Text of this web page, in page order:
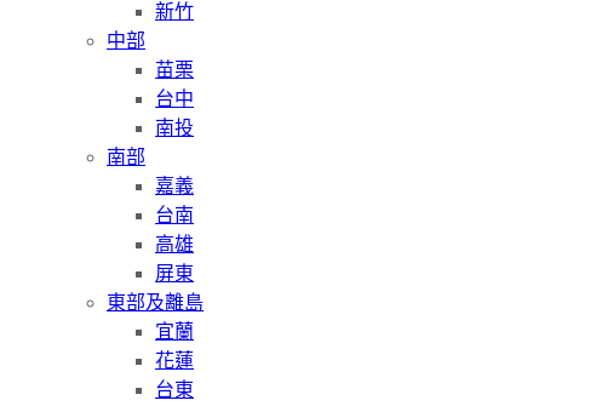
新竹
中部
苗栗
台中
南投
南部
嘉義
台南
高雄
屏東
東部及離島
宜蘭
花蓮
台東